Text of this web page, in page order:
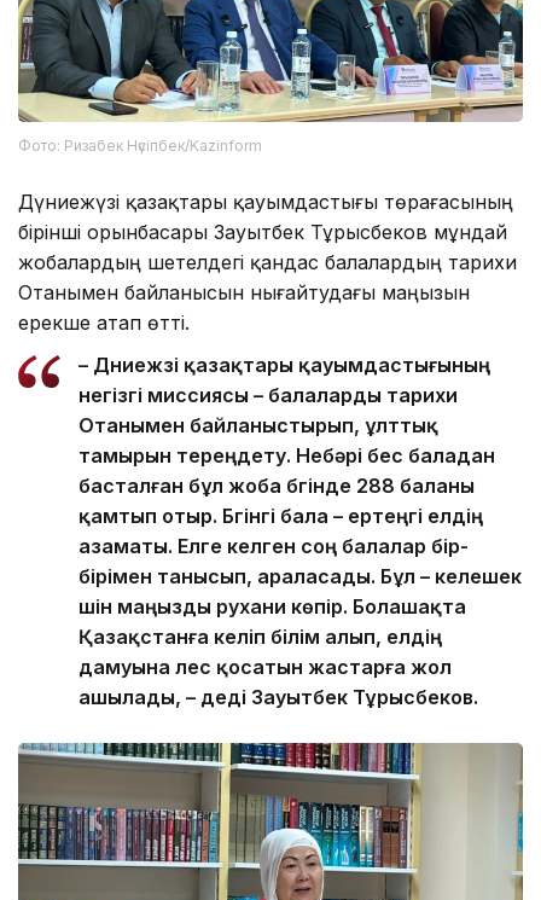
Фото: Ризабек Нүсіпбек/Kazinform
Дүниежүзі қазақтары қауымдастығы төрағасының
бірінші орынбасары Зауытбек Тұрысбеков мұндай
жобалардың шетелдегі қандас балалардың тарихи
Отанымен байланысын нығайтудағы маңызын
ерекше атап өтті.
– Дүниежүзі қазақтары қауымдастығының
негізгі миссиясы – балаларды тарихи
Отанымен байланыстырып, ұлттық
тамырын тереңдету. Небәрі бес баладан
басталған бұл жоба бүгінде 288 баланы
қамтып отыр. Бүгінгі бала – ертеңгі елдің
азаматы. Елге келген соң балалар бір-
бірімен танысып, араласады. Бұл – келешек
үшін маңызды рухани көпір. Болашақта
Қазақстанға келіп білім алып, елдің
дамуына үлес қосатын жастарға жол
ашылады, – деді Зауытбек Тұрысбеков.